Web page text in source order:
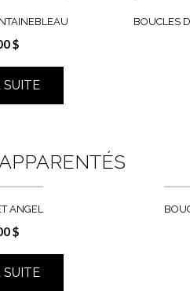
$
SUITE
BOUCLES
ANGEL
$
SUITE